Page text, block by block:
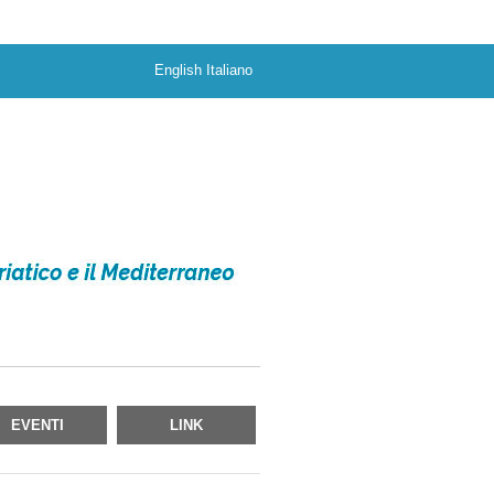
English Italiano
EVENTI LINK